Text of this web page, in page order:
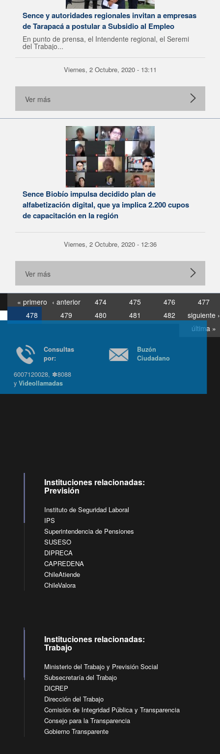
Sence y autoridades regionales invitan a empresas
de Tarapacá a postular a Subsidio al Empleo
En punto de prensa, el Intendente regional, el Seremi
del Trabajo...
Viernes, 2 Octubre, 2020 - 13:11
Ver más
Sence Biobío impulsa decidido plan de
alfabetización digital, que ya implica 2.200 cupos
de capacitación en la región
Viernes, 2 Octubre, 2020 - 12:36
Ver más
« primero ‹ anterior 474 475 476
477
478
479 480 481 482
siguiente ›
última »
Consultas
6007120028, ✽8088
yVideollamadas
Buzón
Ciudadano
Instituciones relacionadas:
Previsión
Instituto de Seguridad Laboral
IPS
Superintendencia de Pensiones
SUSESO
DIPRECA
CAPREDENA
ChileAtiende
ChileValora
Instituciones relacionadas:
Trabajo
Ministerio del Trabajo y Previsión Social
Subsecretaría del Trabajo
DICREP
Dirección del Trabajo
Comisión de Integridad Pública y Transparencia
Consejo para la Transparencia
Gobierno Transparente